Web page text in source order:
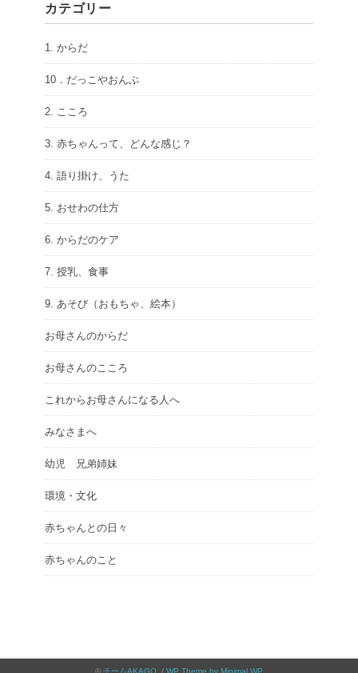
カテゴリー
1. からだ
10．だっこやおんぶ
2. こころ
3. 赤ちゃんって、どんな感じ？
4. 語り掛け、うた
5. おせわの仕方
6. からだのケア
7. 授乳、食事
9. あそび（おもちゃ、絵本）
お母さんのからだ
お母さんのこころ
これからお母さんになる人へ
みなさまへ
幼児 兄弟姉妹
環境・文化
赤ちゃんとの日々
赤ちゃんのこと
© チームAKAGO . / WP Theme by Minimal WP